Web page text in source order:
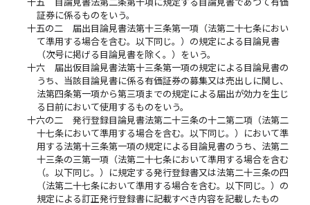
証券に係るものをいう。
十五の二
届出目論見書法第十三条第一項（法第二十七条におい
て準用する場合を含む。以下同じ。）の規定による目論見書
（次号に掲げる目論見書を除く。）をいう。
十六
届出仮目論見書法第十三条第一項の規定による目論見書の
うち、当該目論見書に係る有価証券の募集又は売出しに関し、
法第四条第一項から第三項までの規定による届出が効力を生じ
る日前において使用するものをいう。
十六の二
発行登録目論見書法第二十三条の十二第二項（法第二
十七条において準用する場合を含む。以下同じ。）において準
用する法第十三条第一項の規定による目論見書のうち、法第二
十三条の三第一項（法第二十七条において準用する場合を含む
（。以下同じ。）に規定する発行登録書又は法第二十三条の四
（法第二十七条において準用する場合を含む。以下同じ。）の
規定による訂正発行登録書に記載すべき内容を記載したもの